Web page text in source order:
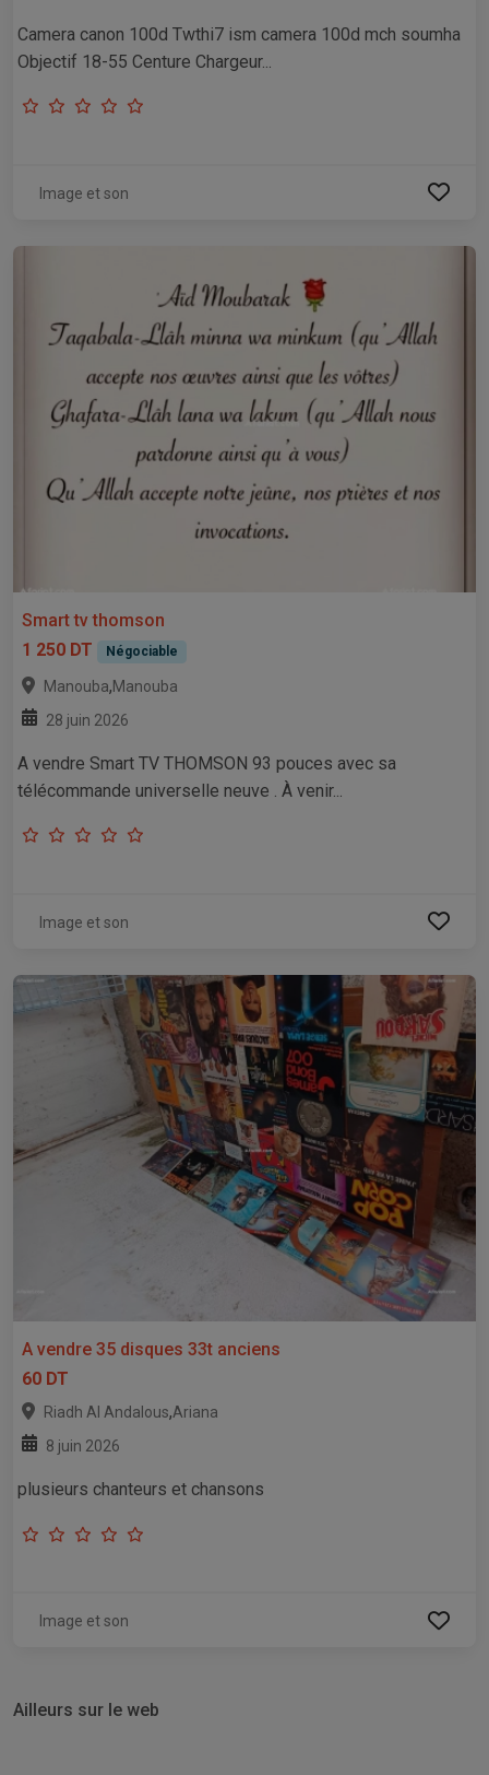
Camera canon 100d Twthi7 ism camera 100d mch soumha
Objectif 18-55 Centure Chargeur...
Image et son
Smart tv thomson
1 250 DT
Négociable
Manouba,Manouba
28 juin 2026
A vendre Smart TV THOMSON 93 pouces avec sa
télécommande universelle neuve . À venir...
Image et son
A vendre 35 disques 33t anciens
60 DT
Riadh Al Andalous,Ariana
8 juin 2026
plusieurs chanteurs et chansons
Image et son
Ailleurs sur le web